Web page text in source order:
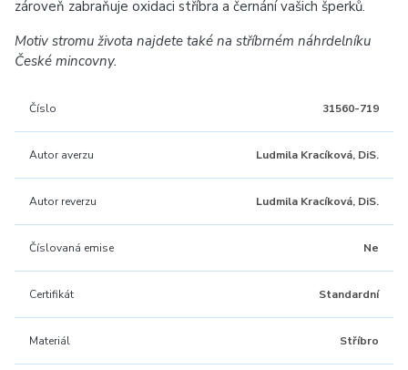
zároveň zabraňuje oxidaci stříbra a černání vašich šperků.
Motiv stromu života najdete také na stříbrném náhrdelníku
České mincovny.
Číslo 31560-719
Autor averzu Ludmila Kracíková, DiS.
Autor reverzu Ludmila Kracíková, DiS.
Číslovaná emise Ne
Certifikát Standardní
Materiál Stříbro